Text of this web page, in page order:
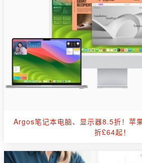
Argos笔记本电脑、显示器8.5折！苹
折£64起！